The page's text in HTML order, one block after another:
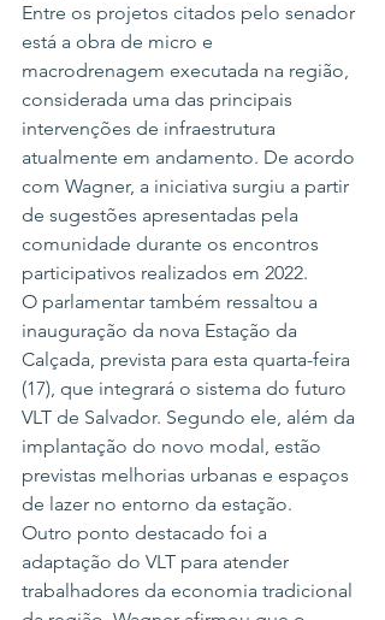
Entre os projetos citados pelo senador
está a obra de micro e
macrodrenagem executada na região,
considerada uma das principais
intervenções de infraestrutura
atualmente em andamento. De acordo
com Wagner, a iniciativa surgiu a partir
de sugestões apresentadas pela
comunidade durante os encontros
participativos realizados em 2022.
O parlamentar também ressaltou a
inauguração da nova Estação da
Calçada, prevista para esta quarta-feira
(17), que integrará o sistema do futuro
VLT de Salvador. Segundo ele, além da
implantação do novo modal, estão
previstas melhorias urbanas e espaços
de lazer no entorno da estação.
Outro ponto destacado foi a
adaptação do VLT para atender
trabalhadores da economia tradicional